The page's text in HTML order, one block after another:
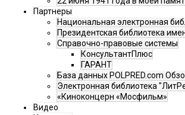
Партнеры
Национальная электронная
Президентская библиотека
Справочно-правовые системы
КонсультантПлюс
ГАРАНТ
База данных POLPRED.com
Электронная библиотека
«Киноконцерн «Мосфильм»
Видео